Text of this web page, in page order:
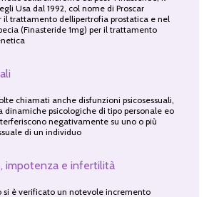
Usa dal 1992, col nome di Proscar
il trattamento dellipertrofia prostatica e nel
(Finasteride 1mg) per il trattamento
chiamati anche disfunzioni psicosessuali,
dinamiche psicologiche di tipo personale eo
negativamente su uno o più
di un individuo
impotenza e infertilità
è verificato un notevole incremento